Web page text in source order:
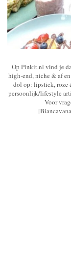
Op Pinkit.nl vind je
high-end, niche & af
dol op: lipstick, roze
persoonlijk/lifestyle
Voor